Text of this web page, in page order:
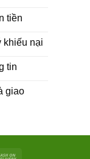
tiền
khiếu nại
tin
giao